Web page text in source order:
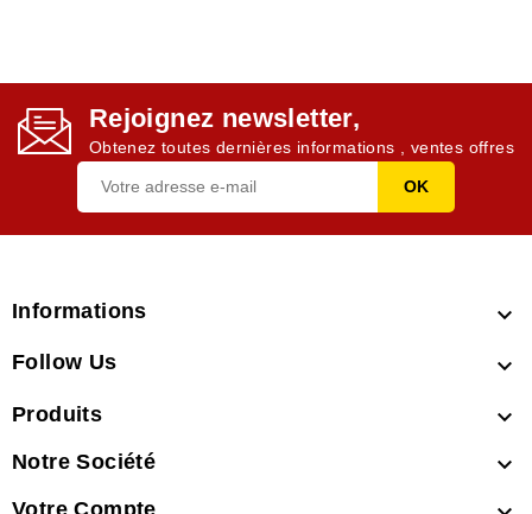
Rejoignez newsletter,
Obtenez toutes dernières informations , ventes offres
Informations 
Follow Us 
Produits 
Notre Société 
Votre Compte